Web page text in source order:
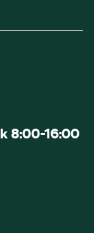
8:00-16:00